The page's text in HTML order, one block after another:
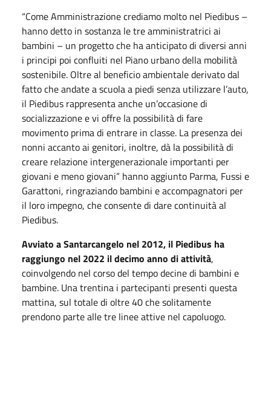
“Come Amministrazione crediamo molto nel Piedibus –
hanno detto in sostanza le tre amministratrici ai
bambini – un progetto che ha anticipato di diversi anni
i principi poi confluiti nel Piano urbano della mobilità
sostenibile. Oltre al beneficio ambientale derivato dal
fatto che andate a scuola a piedi senza utilizzare l’auto,
il Piedibus rappresenta anche un’occasione di
socializzazione e vi offre la possibilità di fare
movimento prima di entrare in classe. La presenza dei
nonni accanto ai genitori, inoltre, dà la possibilità di
creare relazione intergenerazionale importanti per
giovani e meno giovani” hanno aggiunto Parma, Fussi e
Garattoni, ringraziando bambini e accompagnatori per
il loro impegno, che consente di dare continuità al
Piedibus.
Avviato a Santarcangelo nel 2012, il Piedibus ha
raggiungo nel 2022 il decimo anno di attività,
coinvolgendo nel corso del tempo decine di bambini e
bambine. Una trentina i partecipanti presenti questa
mattina, sul totale di oltre 40 che solitamente
prendono parte alle tre linee attive nel capoluogo.